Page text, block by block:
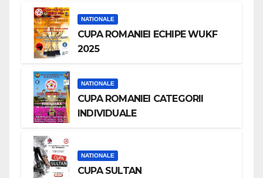
NATIONALE
CUPA ROMANIEI ECHIPE WUKF
2025
NATIONALE
CUPA ROMANIEI CATEGORII
INDIVIDUALE
NATIONALE
CUPA SULTAN